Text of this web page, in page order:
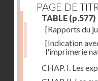
PAGE DE
TABLE (p.577)
[Rapports du
[Indication
l'imprimerie
CHAP. I. Les